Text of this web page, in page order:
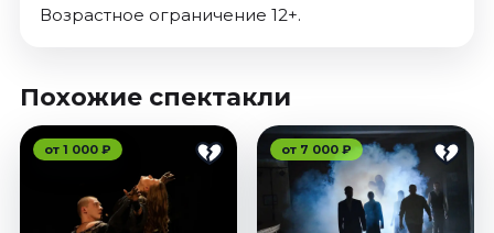
Возрастное ограничение 12+.
Похожие спектакли
от 1 000 ₽ от 7 000 ₽